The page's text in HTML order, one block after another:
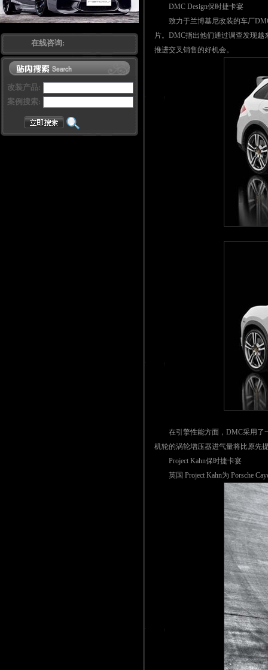
在线咨询:
改装产品:
案例搜索:
DMC Design保时捷卡宴
致力于兰博基尼改装的车厂DMC
片。DMC指出他们通过调查发现越
推进交叉销售的好机会。
在引擎性能方面，DMC采用了一
机轮的涡轮增压器进气量将比原先
Project Kahn保时捷卡宴
英国 Project Kahn为 Porsche